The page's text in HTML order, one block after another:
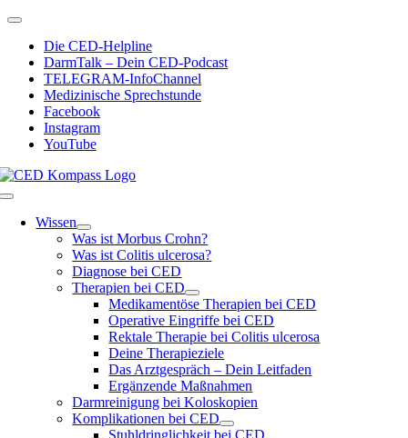
Zum
springen
Toggle
NavigationDie CED-Helpline
DarmTalk – Dein CED-Podcast
TELEGRAM-InfoChannel
Medizinische Sprechstunde
Facebook
Instagram
YouTube
Toggle
NavigationWissen
Was ist Morbus Crohn?
Was ist Colitis ulcerosa?
Diagnose bei CED
Therapien bei CED
Medikamentöse Therapien bei CED
Operative Eingriffe bei CED
Rektale Therapie bei Colitis ulcerosa
Deine Therapieziele
Das Arztgespräch – Dein Leitfaden
Ergänzende Maßnahmen
Darmreinigung bei Koloskopien
Komplikationen bei CED
Stuhldringlichkeit bei CED